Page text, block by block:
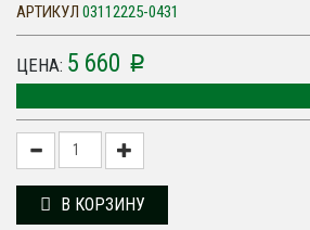
АРТИКУЛ 03112225-0431
ЦЕНА: 5 660 p
В КОРЗИНУ